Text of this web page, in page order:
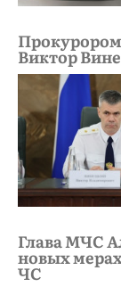
Прокурором
Виктор
Глава МЧС
новых
ЧС